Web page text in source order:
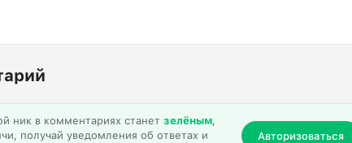
ник в комментариях станет зелёным,
получай уведомления об ответах и
Авторизоваться